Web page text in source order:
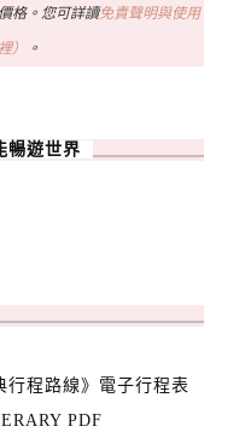
格。您可詳讀免責聲明與使用
） 。
暢遊世界
行程路線》電子行程表
PDF